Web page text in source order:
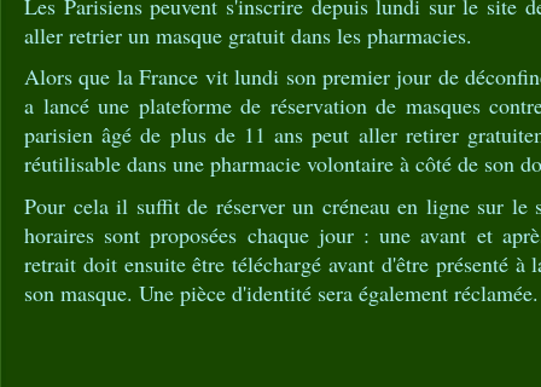
aller retrier un masque gratuit dans les pharmacies.
Alors que la France vit lundi son premier jour de
a lancé une plateforme de réservation de masques
parisien âgé de plus de 11 ans peut aller retirer
réutilisable dans une pharmacie volontaire à côté de son
Pour cela il suffit de réserver un créneau en ligne sur le
horaires sont proposées chaque jour : une avant et
retrait doit ensuite être téléchargé avant d'être présenté à
son masque. Une pièce d'identité sera également réclamée.